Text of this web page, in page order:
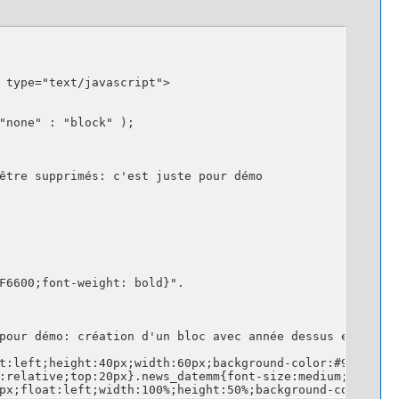
démo: création d'un bloc avec année dessus et jj/mm